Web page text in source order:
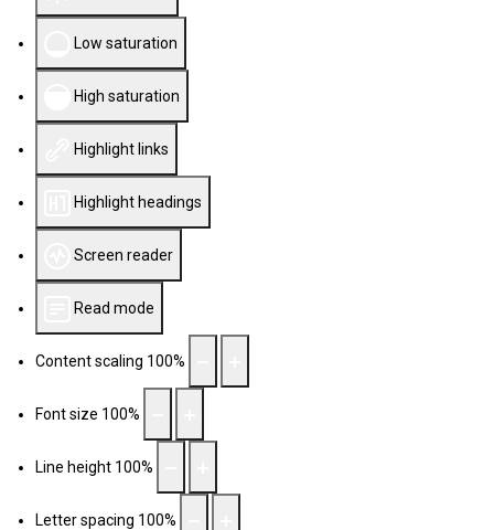
Low saturation
High saturation
Highlight links
Highlight headings
Screen reader
Read mode
Content scaling 100%
Font size 100%
Line height 100%
Letter spacing 100%